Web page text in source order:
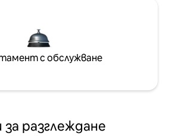
с обслужване
разглеждане